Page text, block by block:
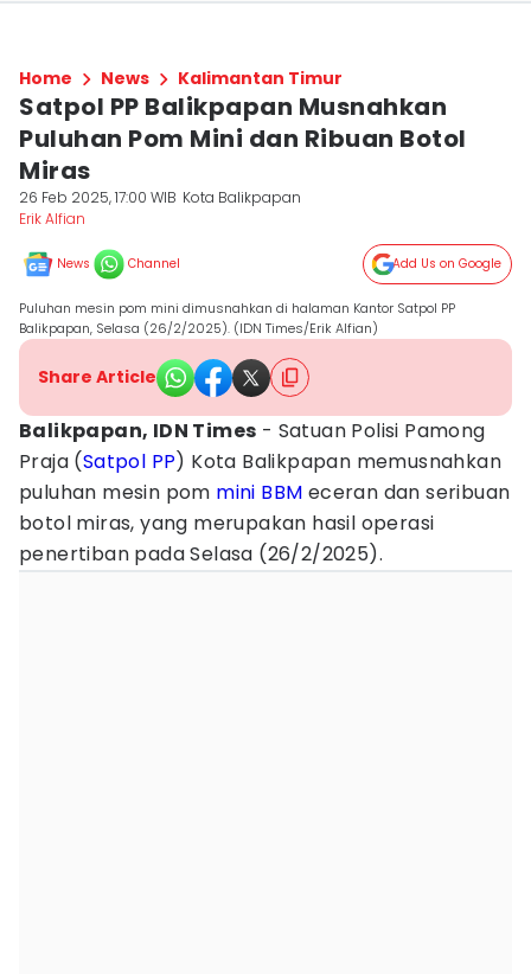
Home News Kalimantan Timur
Satpol PP Balikpapan Musnahkan
Puluhan Pom Mini dan Ribuan Botol
Miras
26 Feb 2025, 17:00 WIB Kota Balikpapan
Erik Alfian
News Channel Add Us on Google
Puluhan mesin pom mini dimusnahkan di halaman Kantor Satpol PP
Balikpapan, Selasa (26/2/2025). (IDN Times/Erik Alfian)
Share Article
Balikpapan, IDN Times - Satuan Polisi Pamong
Praja (Satpol PP) Kota Balikpapan memusnahkan
puluhan mesin pom mini BBM eceran dan seribuan
botol miras, yang merupakan hasil operasi
penertiban pada Selasa (26/2/2025).